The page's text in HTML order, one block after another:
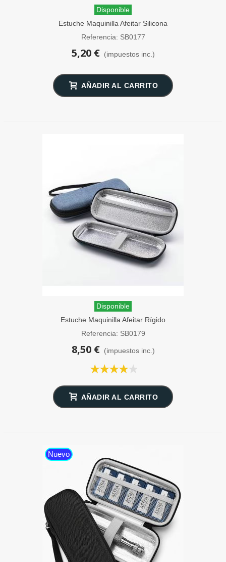
Disponible
Estuche Maquinilla Afeitar Silicona
SensaBien Azul
Referencia: SB0177
5,20 € (impuestos inc.)
AÑADIR AL CARRITO
Disponible
Estuche Maquinilla Afeitar Rígido
SensaBien Azul
Referencia: SB0179
8,50 € (impuestos inc.)
AÑADIR AL CARRITO
Nuevo